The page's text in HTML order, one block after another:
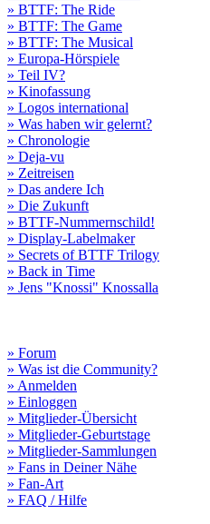
» BTTF: The Ride
» BTTF: The Game
» BTTF: The Musical
» Europa-Hörspiele
» Teil IV?
» Kinofassung
» Logos international
» Was haben wir gelernt?
» Chronologie
» Deja-vu
» Zeitreisen
» Das andere Ich
» Die Zukunft
» BTTF-Nummernschild!
» Display-Labelmaker
» Secrets of BTTF Trilogy
» Back in Time
» Jens "Knossi" Knossalla
» Forum
» Was ist die Community?
» Anmelden
» Einloggen
» Mitglieder-Übersicht
» Mitglieder-Geburtstage
» Mitglieder-Sammlungen
» Fans in Deiner Nähe
» Fan-Art
» FAQ / Hilfe